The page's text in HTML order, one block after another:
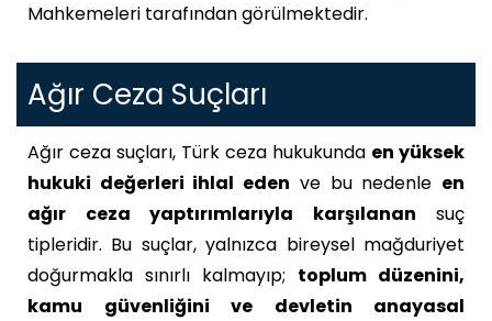
Mahkemeleri tarafından görülmektedir.
Ağır Ceza Suçları
Ağır ceza suçları, Türk ceza hukukunda en yüksek
hukuki değerleri ihlal eden ve bu nedenle en
ağır ceza yaptırımlarıyla karşılanan suç
tipleridir. Bu suçlar, yalnızca bireysel mağduriyet
doğurmakla sınırlı kalmayıp; toplum düzenini,
kamu güvenliğini ve devletin anayasal